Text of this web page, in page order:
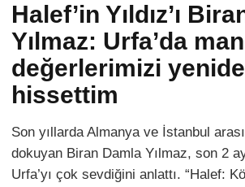
Halef’in Yıldız’ı
Yılmaz: Urfa’da
değerlerimizi
hissettim
Son yıllarda Almanya ve İstanbul
dokuyan Biran Damla Yılmaz, son 2
Urfa’yı çok sevdiğini anlattı. “Halef: